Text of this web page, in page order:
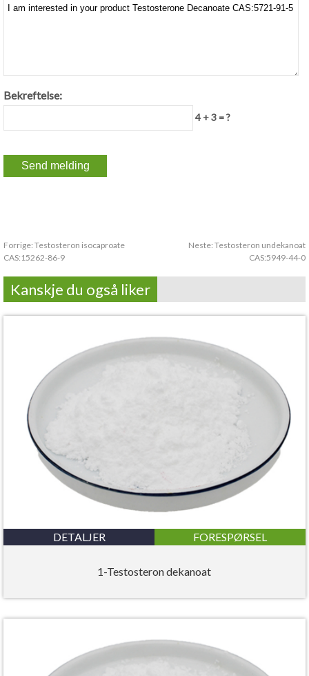
Bekreftelse:
4 + 3 = ?
Forrige: Testosteron isocaproate
CAS:15262-86-9
Neste: Testosteron undekanoat
CAS:5949-44-0
Kanskje du også liker
DETALJER FORESPØRSEL
1-Testosteron dekanoat